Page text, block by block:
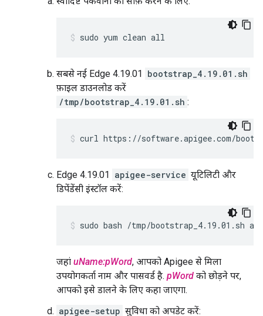
sudo yum clean all
सबसे नई Edge 4.19.01 bootstrap_4.19.01.sh
फ़ाइल डाउनलोड करें
/tmp/bootstrap_4.19.01.sh :
curl https://software.apigee.com/
Edge 4.19.01 apigee-service यूटिलिटी और
डिपेंडेंसी इंस्टॉल करें:
sudo bash /tmp/bootstrap_4.19.01.sh
जहां uName:pWord, आपको Apigee से मिला
उपयोगकर्ता नाम और पासवर्ड है. pWord को छोड़ने पर,
आपको इसे डालने के लिए कहा जाएगा.
apigee-setup सुविधा को अपडेट करें: